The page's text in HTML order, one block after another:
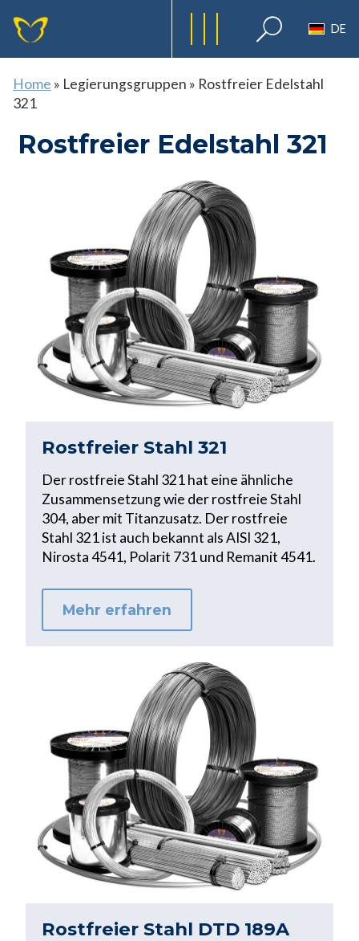
DE
Home » Legierungsgruppen » Rostfreier Edelstahl
321
Rostfreier Edelstahl 321
Rostfreier Stahl 321
Der rostfreie Stahl 321 hat eine ähnliche
Zusammensetzung wie der rostfreie Stahl
304, aber mit Titanzusatz. Der rostfreie
Stahl 321 ist auch bekannt als AISI 321,
Nirosta 4541, Polarit 731 und Remanit 4541.
Mehr erfahren
Rostfreier Stahl DTD 189A